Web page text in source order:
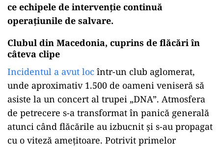
ce echipele de intervenție continuă
operațiunile de salvare.
Clubul din Macedonia, cuprins de flăcări în
câteva clipe
Incidentul a avut loc într-un club aglomerat,
unde aproximativ 1.500 de oameni veniseră să
asiste la un concert al trupei „DNA”. Atmosfera
de petrecere s-a transformat în panică generală
atunci când flăcările au izbucnit și s-au propagat
cu o viteză amețitoare. Potrivit primelor